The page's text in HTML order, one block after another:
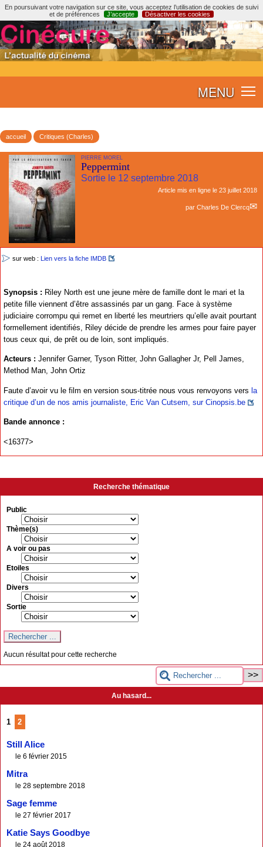
En poursuivant votre navigation sur ce site, vous acceptez l’utilisation de cookies de suivi
et de préférences
J’accepte Désactiver les cookies
MENU
accueil Critiques (Charles)
PIERRE MOREL
Peppermint
Sortie le 12 septembre 2018
Article mis en ligne le 23 juillet 2018
par Charles De Clercq
sur web : Lien vers la fiche IMDB
Synopsis : Riley North est une jeune mère de famille dont le mari et la
petite fille viennent d’être assassinés par un gang. Face à système
judiciaire corrompu qui remet en liberté les meurtriers qu’elle avait pourtant
formellement identifiés, Riley décide de prendre les armes pour faire payer
tous ceux qui, de prêt ou de loin, sont impliqués.
Acteurs : Jennifer Garner, Tyson Ritter, John Gallagher Jr, Pell James,
Method Man, John Ortiz
Faute d’avoir vu le film en version sous-titrée nous vous renvoyons vers la
critique d’un de nos amis journaliste, Eric Van Cutsem, sur Cinopsis.be
Bande annonce :
<16377>
Recherche thématique
Public
Thème(s)
A voir ou pas
Etoiles
Divers
Sortie
Aucun résultat pour cette recherche
Au hasard...
1 2
Still Alice
le 6 février 2015
Mitra
le 28 septembre 2018
Sage femme
le 27 février 2017
Katie Says Goodbye
le 24 août 2018